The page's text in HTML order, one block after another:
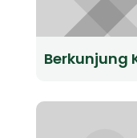
Berkunjung